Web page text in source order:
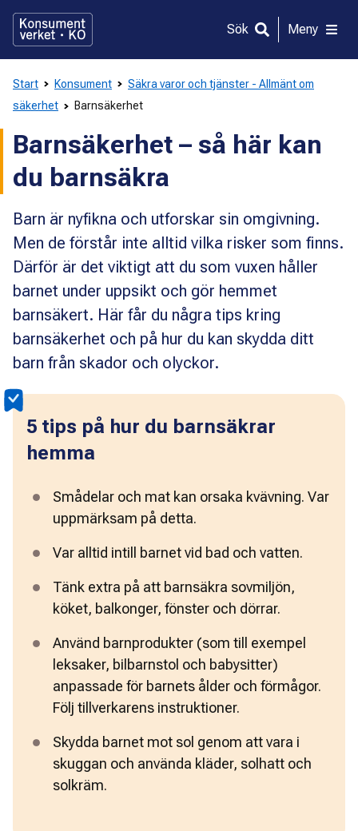
direkt
innehållet
Sök Meny
Start Konsument
Säkra varor och tjänster - Allmänt om
säkerhet
Barnsäkerhet
Barnsäkerhet – så här kan
du barnsäkra
Barn är nyfikna och utforskar sin omgivning.
Men de förstår inte alltid vilka risker som finns.
Därför är det viktigt att du som vuxen håller
barnet under uppsikt och gör hemmet
barnsäkert. Här får du några tips kring
barnsäkerhet och på hur du kan skydda ditt
barn från skador och olyckor.
5 tips på hur du barnsäkrar
hemma
Smådelar och mat kan orsaka kvävning. Var
uppmärksam på detta.
Var alltid intill barnet vid bad och vatten.
Tänk extra på att barnsäkra sovmiljön,
köket, balkonger, fönster och dörrar.
Använd barnprodukter (som till exempel
leksaker, bilbarnstol och babysitter)
anpassade för barnets ålder och förmågor.
Följ tillverkarens instruktioner.
Skydda barnet mot sol genom att vara i
skuggan och använda kläder, solhatt och
solkräm.